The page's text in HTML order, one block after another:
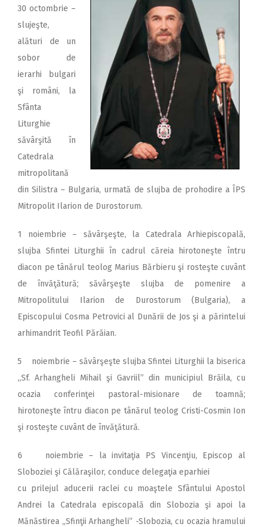
30 octombrie –
slujeşte,
alături de un
sobor de
ierarhi bulgari
şi români, la
Sfânta
Liturghie
săvârşită în
Catedrala
mitropolitană
din Silistra – Bulgaria, urmată de slujba de prohodire a ÎPS
Mitropolit Ilarion de Durostorum.
1 noiembrie – săvârşeşte, la Catedrala Arhiepiscopală,
slujba Sfintei Liturghii în cadrul căreia hirotoneşte întru
diacon pe tânărul teolog Marius Bărbieru şi rosteşte cuvânt
de învăţătură; săvârşeşte slujba de pomenire a
Mitropolitului Ilarion de Durostorum (Bulgaria), a
Episcopului Cosma Petrovici al Dunării de Jos şi a părintelui
arhimandrit Teofil Părăian.
5 noiembrie – săvârşeşte slujba Sfintei Liturghii la biserica
,,Sf. Arhangheli Mihail şi Gavriil” din municipiul Brăila, cu
ocazia conferinţei pastoral-misionare de toamnă;
hirotoneşte întru diacon pe tânărul teolog Cristi-Cosmin Ion
şi rosteşte cuvânt de învăţătură.
6 noiembrie – la invitaţia PS Vincenţiu, Episcop al
Sloboziei şi Călăraşilor, conduce delegaţia eparhiei
cu prilejul aducerii raclei cu moaştele Sfântului Apostol
Andrei la Catedrala episcopală din Slobozia şi apoi la
Mănăstirea „Sfinţii Arhangheli” -Slobozia, cu ocazia hramului